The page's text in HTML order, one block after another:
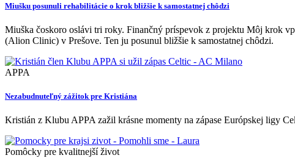
Miušku posunuli rehabilitácie o krok bližšie k samostatnej chôdzi
Miuška čoskoro oslávi tri roky. Finančný príspevok z projektu Môj krok
(Alion Clinic) v Prešove. Ten ju posunul bližšie k samostatnej chôdzi.
APPA
Nezabudnuteľný zážitok pre Kristiána
Kristián z Klubu APPA zažil krásne momenty na zápase Európskej ligy
Pomôcky pre kvalitnejší život